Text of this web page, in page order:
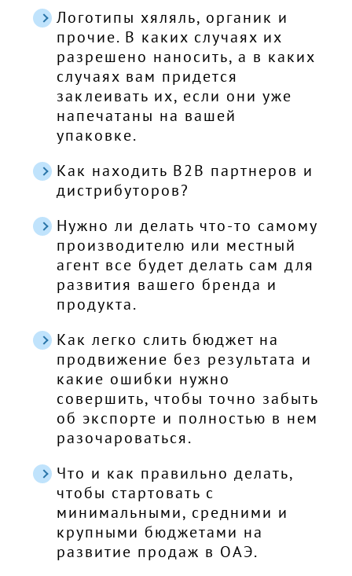
Логотипы хяляль, органик и
прочие. В каких случаях их
разрешено наносить, а в каких
случаях вам придется
заклеивать их, если они уже
напечатаны на вашей
упаковке.
Как находить B2B партнеров и
дистрибуторов?
Нужно ли делать что-то самому
производителю или местный
агент все будет делать сам для
развития вашего бренда и
продукта.
Как легко слить бюджет на
продвижение без результата и
какие ошибки нужно
совершить, чтобы точно забыть
об экспорте и полностью в нем
разочароваться.
Что и как правильно делать,
чтобы стартовать с
минимальными, средними и
крупными бюджетами на
развитие продаж в ОАЭ.